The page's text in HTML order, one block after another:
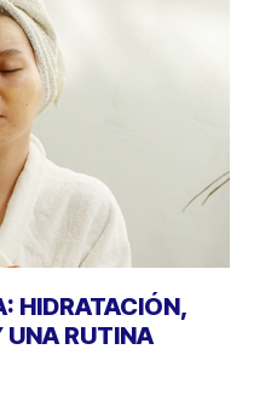
HIDRATACIÓN,
UNA RUTINA